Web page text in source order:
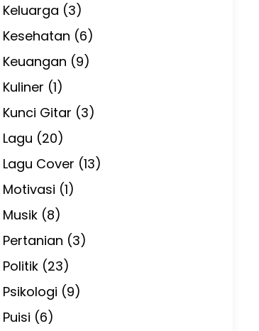
Keluarga (3)
Kesehatan (6)
Keuangan (9)
Kuliner (1)
Kunci Gitar (3)
Lagu (20)
Lagu Cover (13)
Motivasi (1)
Musik (8)
Pertanian (3)
Politik (23)
Psikologi (9)
Puisi (6)